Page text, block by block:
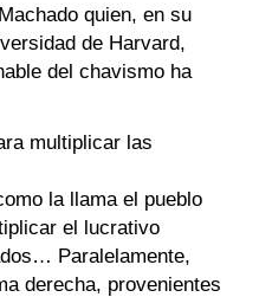
quien, en su
de Harvard,
del chavismo ha
multiplicar las
la llama el pueblo
el lucrativo
Paralelamente,
derecha, provenientes